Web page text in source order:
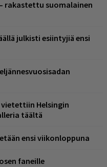
rakastettu suomalainen
julkisti esiintyjiä ensi
Helsingin
täältä
ensi viikonloppuna
faneille